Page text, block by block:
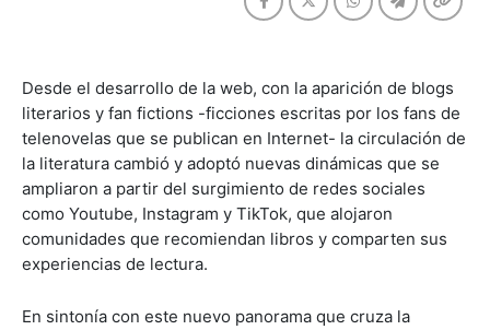
Desde el desarrollo de la web, con la aparición de blogs
literarios y fan fictions -ficciones escritas por los fans de
telenovelas que se publican en Internet- la circulación de
la literatura cambió y adoptó nuevas dinámicas que se
ampliaron a partir del surgimiento de redes sociales
como Youtube, Instagram y TikTok, que alojaron
comunidades que recomiendan libros y comparten sus
experiencias de lectura.
En sintonía con este nuevo panorama que cruza la